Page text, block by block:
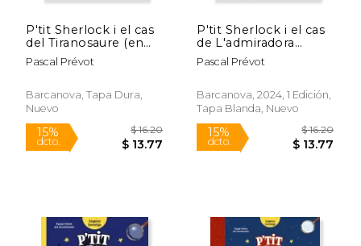
15% 15%
P'tit Sherlock i el cas
del Tiranosaure (en
Catalán)
Pascal Prévot
Barcanova, Tapa Dura,
Nuevo
P'tit Sherlock i el cas
de L'admiradora
Secreta (en Catalán)
Pascal Prévot
Barcanova, 2024, 1 Edición,
Tapa Blanda, Nuevo